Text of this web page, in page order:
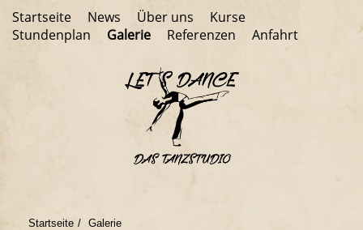
Startseite News Über uns
Kurse
Stundenplan
Galerie Referenzen Anfahrt
Startseite
Galerie